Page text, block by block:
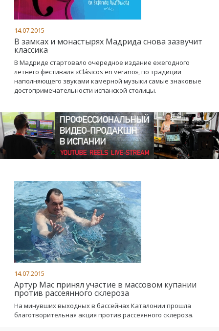
14.07.2015
В замках и монастырях Мадрида снова зазвучит
классика
В Мадриде стартовало очередное издание ежегодного
летнего фестиваля «Clásicos en verano», по традиции
наполняющего звуками камерной музыки самые знаковые
достопримечательности испанской столицы.
14.07.2015
Артур Мас принял участие в массовом купании
против рассеянного склероза
На минувших выходных в бассейнах Каталонии прошла
благотворительная акция против рассеянного склероза.